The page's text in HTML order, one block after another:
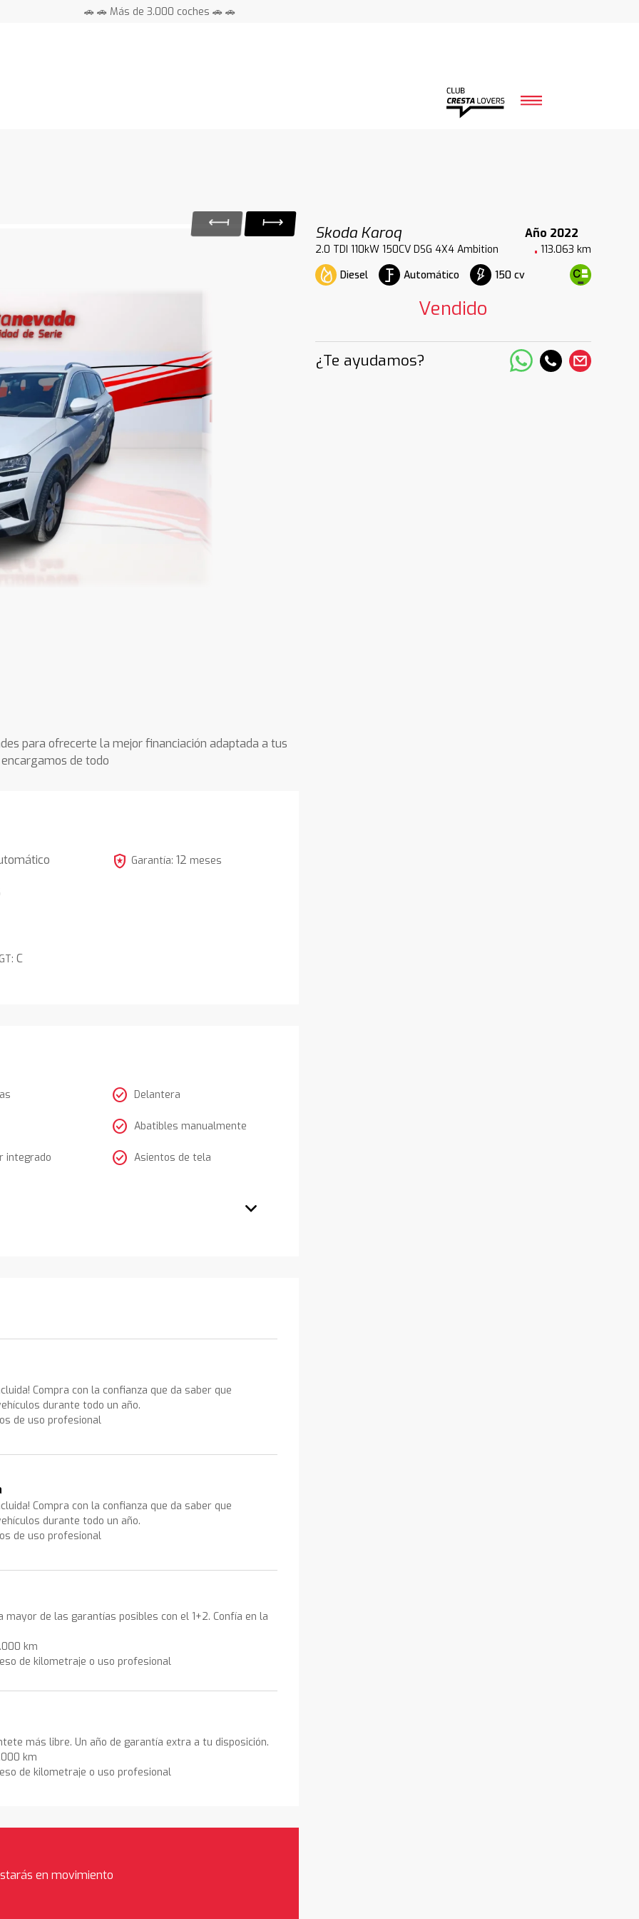
🚗 🚗 Más de 3.000 coches 🚗 🚗
Skoda Karoq
Año 2022
2.0 TDI 110kW 150CV DSG 4X4 Ambition
113.063 km
Diesel
Automático 150 cv
Vendido
¿Te ayudamos?
para ofrecerte la mejor financiación adaptada a tus
de todo
C
local_police Garantía: 12 meses
integrado
check_circle Delantera
check_circle Abatibles manualmente
check_circle Asientos de tela
Compra con la confianza que da saber que
durante todo un año.
de uso profesional
Compra con la confianza que da saber que
durante todo un año.
de uso profesional
mayor de las garantías posibles con el 1+2. Confía en la
km
de kilometraje o uso profesional
más libre. Un año de garantía extra a tu disposición.
km
de kilometraje o uso profesional
en movimiento